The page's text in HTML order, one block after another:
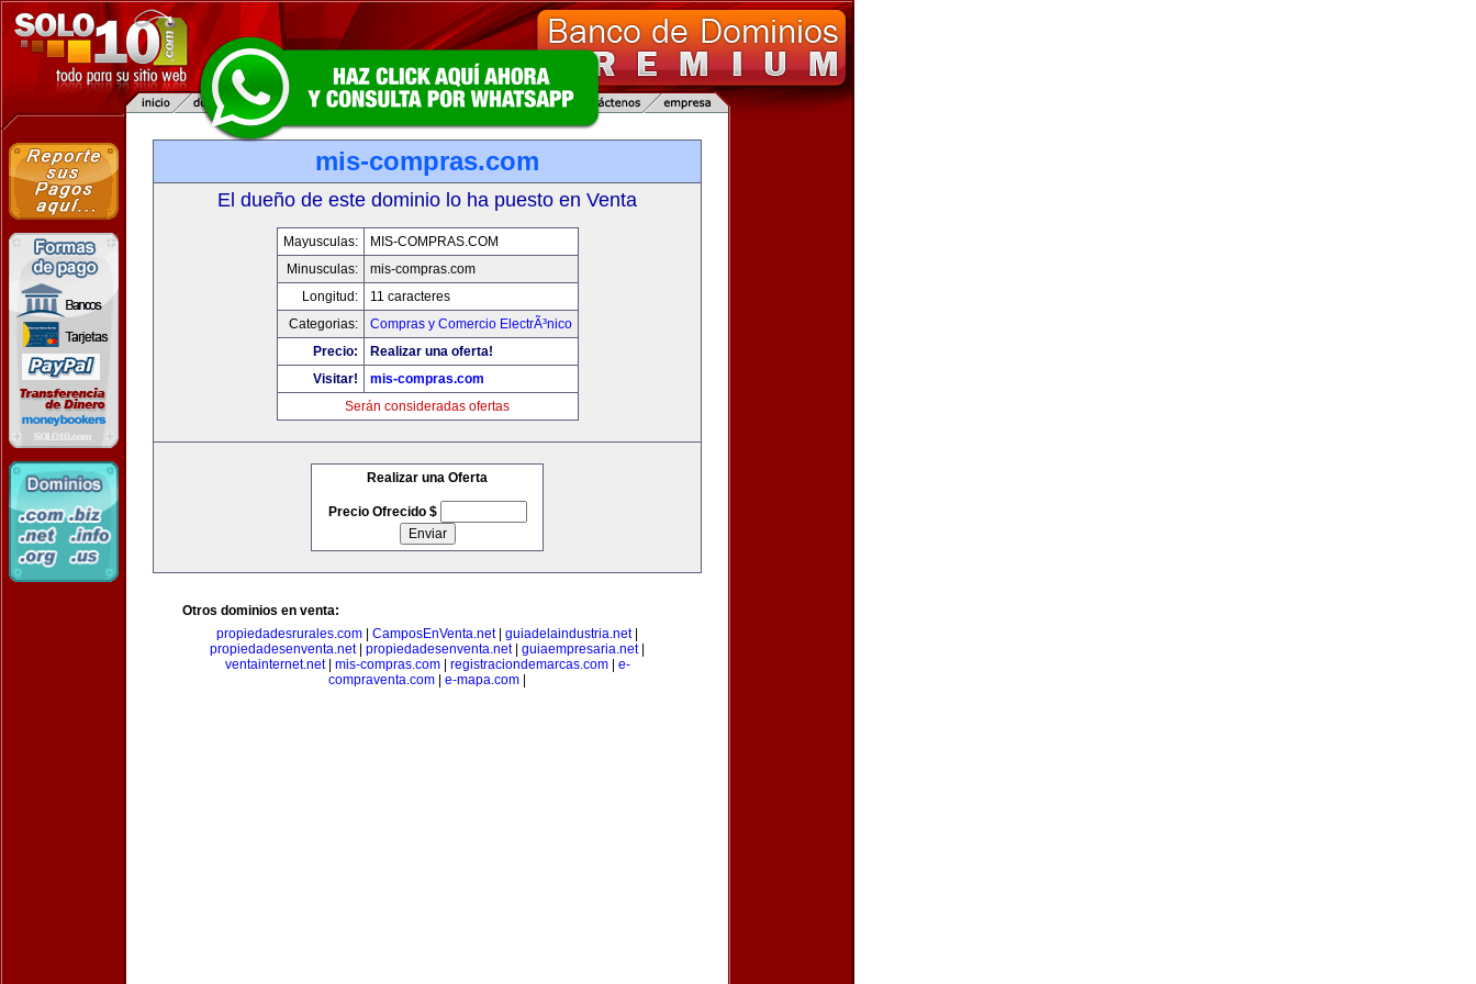
mis-compras.com
El dueño de este dominio lo ha puesto en Venta
Mayusculas:
MIS-COMPRAS.COM
Minusculas:
mis-compras.com
Longitud:
11 caracteres
Categorias:
Compras y Comercio ElectrÃ³nico
Precio:
Realizar una oferta!
Visitar!
mis-compras.com
Serán consideradas ofertas
Realizar una Oferta
Precio Ofrecido $
Otros dominios en venta:
propiedadesrurales.com
CamposEnVenta.net guiadelaindustria.net
propiedadesenventa.net propiedadesenventa.net| guiaempresaria.net|
ventainternet.net| mis-compras.com| registraciondemarcas.com| e-
compraventa.com
e-mapa.com